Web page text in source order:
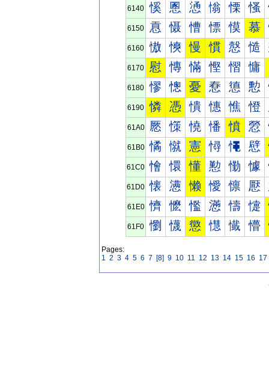
6140 慀 慁 慂 慃 慄 慅
6150 慐 慑 慒 慓 慔 慕
6160 慠 慡 慢 慣 慤 慥
6170 慰 慱 慲 慳 慴 慵
6180 憀 憁 憂 憃 憄 憅
6190 憐 憑 憒 憓 憔 憕
61A0 憠 憡 憢 憣 憤 憥
61B0 憰 憱 憲 憳 憴 憵
61C0 懀 懁 懂 懃 懄 懅
61D0 懐 懑 懒 懓 懔 懕
61E0 懠 懡 懢 懣 懤 懥
61F0 懰 懱 懲 懳 懴 懵
Pages:
1 2 3 4 5 6 7 [8] 9 10 11 12 13 14 15 16 17